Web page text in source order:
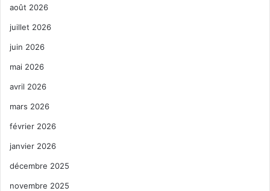
août 2026
juillet 2026
juin 2026
mai 2026
avril 2026
mars 2026
février 2026
janvier 2026
décembre 2025
novembre 2025